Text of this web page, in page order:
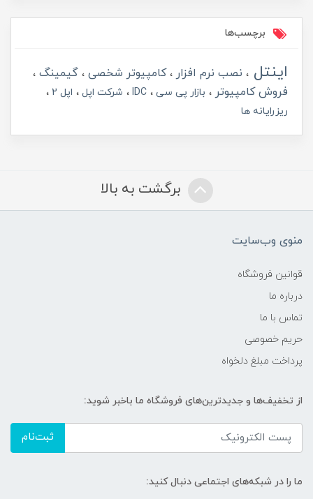
برچسب‌ها
اینتل نصب نرم افزار کامپیوتر شخصی
گیمینگ
فروش کامپیوتر
بازار پی سی IDC شرکت اپل
اپل 2
ریزرایانه ها
برگشت به بالا
منوی وب‌سایت
قوانین فروشگاه
درباره ما
تماس با ما
حریم خصوصی
پرداخت مبلغ دلخواه
از تخفیف‌ها و جدیدترین‌های فروشگاه ما باخبر شوید:
ثبت‌نام
ما را در شبکه‌های اجتماعی دنبال کنید: